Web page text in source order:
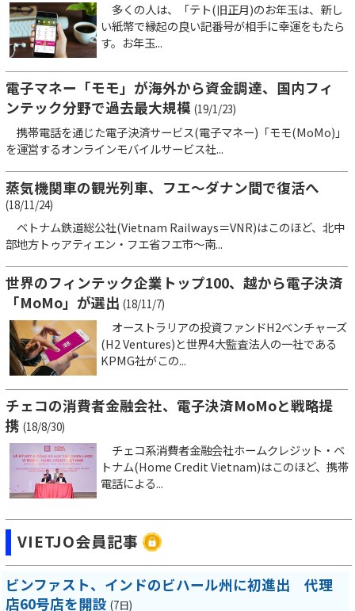
多くの人は、「テト(旧正月)のお年玉は、新し
い紙幣で縁起の良い記番号が相手に幸運をもたら
す。お年玉...
電子マネー「モモ」が海外から資金調達、国内フィ
ンテック分野で過去最大規模 (19/1/23)
携帯電話を通じた電子決済サービス(電子マネー)「モモ(MoMo)」
を運営するオンラインモバイルサービス社...
蒸気機関車の観光列車、フエ～ダナン間で復活へ
(18/11/24)
ベトナム鉄道総公社(Vietnam Railways＝VNR)はこのほど、北中
部地方トゥアティエン・フエ省フエ市～南...
世界のフィンテック企業トップ100、越から電子決済
「MoMo」が選出 (18/11/7)
オーストラリアの投資ファンドH2ベンチャーズ
(H2 Ventures)と世界4大監査法人の一社である
KPMG社がこの...
チェコの消費者金融会社、電子決済MoMoと戦略提
携 (18/8/30)
チェコ系消費者金融会社ホームクレジット・ベ
トナム(Home Credit Vietnam)はこのほど、携帯
電話による...
VIETJO会員記事
ビンファスト、インドのビハール州に初進出 代理
店60号店を開設 (7日)